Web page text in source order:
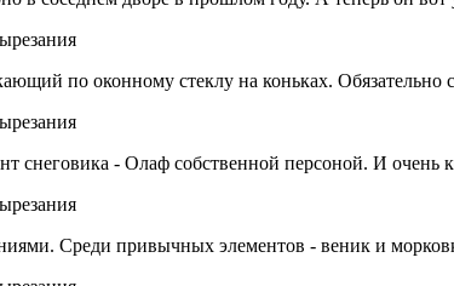
по оконному стеклу на коньках.
снеговика - Олаф собственной персоной. И очень
Среди привычных элементов - веник и